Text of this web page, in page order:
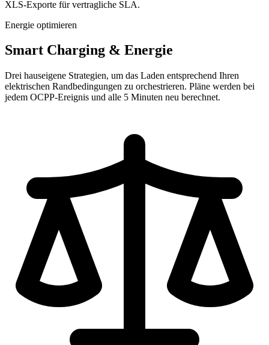
XLS-Exporte für vertragliche SLA.
Energie optimieren
Smart Charging & Energie
Drei hauseigene Strategien, um das Laden entsprechend Ihren
elektrischen Randbedingungen zu orchestrieren. Pläne werden bei
jedem OCPP-Ereignis und alle 5 Minuten neu berechnet.